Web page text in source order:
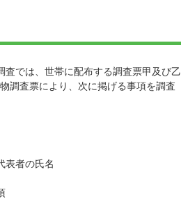
では、世帯に配布する調査票甲及び乙
調査票により、次に掲げる事項を調査
表者の氏名